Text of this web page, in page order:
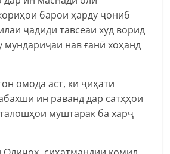
барои ҳарду ҷониб
ҷадиди тавсеаи худ ворид
нав ғанӣ хоҳанд
омода аст, ки ҷиҳати
ин раванд дар сатҳҳои
муштарак ба харҷ